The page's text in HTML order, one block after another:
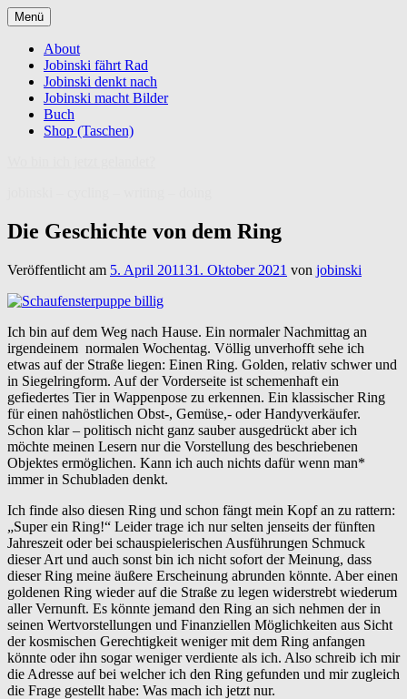
Zum
Inhalt
springen
Menü
About
Jobinski fährt Rad
Jobinski denkt nach
Jobinski macht Bilder
Buch
Shop (Taschen)
Die Geschichte von dem Ring
Veröffentlicht am 5. April 201131. Oktober 2021 von jobinski
Ich bin auf dem Weg nach Hause. Ein normaler Nachmittag an
irgendeinem normalen Wochentag. Völlig unverhofft sehe ich
etwas auf der Straße liegen: Einen Ring. Golden, relativ schwer und
in Siegelringform. Auf der Vorderseite ist schemenhaft ein
gefiedertes Tier in Wappenpose zu erkennen. Ein klassischer Ring
für einen nahöstlichen Obst-, Gemüse,- oder Handyverkäufer.
Schon klar – politisch nicht ganz sauber ausgedrückt aber ich
möchte meinen Lesern nur die Vorstellung des beschriebenen
Objektes ermöglichen. Kann ich auch nichts dafür wenn man*
immer in Schubladen denkt.
Ich finde also diesen Ring und schon fängt mein Kopf an zu rattern:
„Super ein Ring!“ Leider trage ich nur selten jenseits der fünften
Jahreszeit oder bei schauspielerischen Ausführungen Schmuck
dieser Art und auch sonst bin ich nicht sofort der Meinung, dass
dieser Ring meine äußere Erscheinung abrunden könnte. Aber einen
goldenen Ring wieder auf die Straße zu legen widerstrebt wiederum
aller Vernunft. Es könnte jemand den Ring an sich nehmen der in
seinen Wertvorstellungen und Finanziellen Möglichkeiten aus Sicht
der kosmischen Gerechtigkeit weniger mit dem Ring anfangen
könnte oder ihn sogar weniger verdiente als ich. Also schreib ich mir
die Adresse auf bei welcher ich den Ring gefunden und mir zugleich
die Frage gestellt habe: Was mach ich jetzt nur.